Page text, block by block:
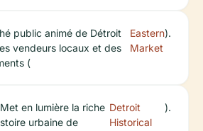
public animé de Détroit
vendeurs locaux et des
(
Eastern
Market
).
en lumière la riche
urbaine de
Detroit
Historical
).